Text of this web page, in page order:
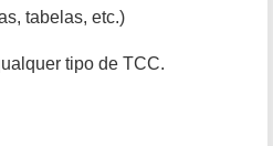
tabelas, etc.)
tipo de TCC.